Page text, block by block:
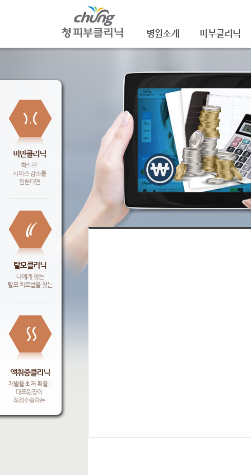
병원소개 피부클리닉
진료안내
레이저장비소개
병원 둘러보기
찾아오시는 길
공지사항
여드름자국/흉터
기미/색소
주근깨/잡티
점/검버섯
문신제거
안면홍조
피부질환치료